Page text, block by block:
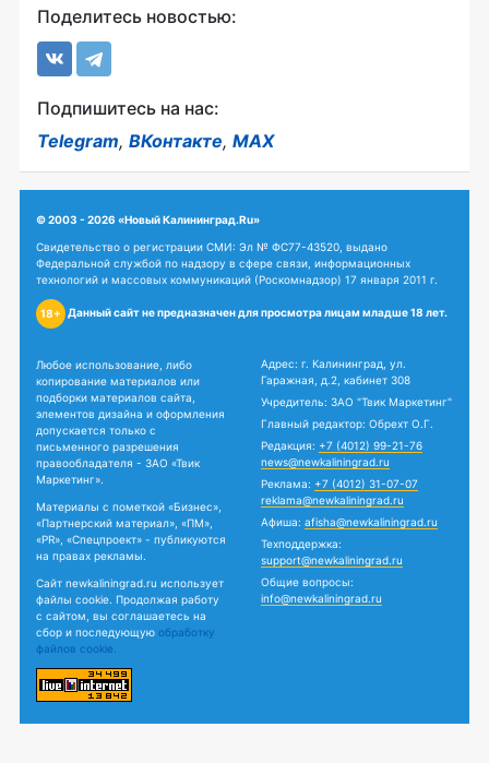
Поделитесь новостью:
Подпишитесь на нас:
Telegram, ВКонтакте, MAX
© 2003 - 2026 «Новый Калининград.Ru»
Свидетельство о регистрации СМИ: Эл № ФС77-43520, выдано
Федеральной службой по надзору в сфере связи, информационных
технологий и массовых коммуникаций (Роскомнадзор) 17 января 2011 г.
18+ Данный сайт не предназначен для просмотра лицам младше 18 лет.
Любое использование, либо
копирование материалов или
подборки материалов сайта,
элементов дизайна и оформления
допускается только с
письменного разрешения
правообладателя - ЗАО «Твик
Маркетинг».
Материалы с пометкой «Бизнес»,
«Партнерский материал», «ПМ»,
«PR», «Спецпроект» - публикуются
на правах рекламы.
Сайт newkaliningrad.ru использует
файлы cookie. Продолжая работу
с сайтом, вы соглашаетесь на
сбор и последующую обработку
файлов cookie.
Адрес: г. Калининград, ул.
Гаражная, д.2, кабинет 308
Учредитель: ЗАО "Твик Маркетинг"
Главный редактор: Обрехт О.Г.
Редакция: +7 (4012) 99-21-76
news@newkaliningrad.ru
Реклама: +7 (4012) 31-07-07
reklama@newkaliningrad.ru
Афиша: afisha@newkaliningrad.ru
Техподдержка:
support@newkaliningrad.ru
Общие вопросы:
info@newkaliningrad.ru